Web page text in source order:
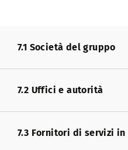
7.1 Società del gruppo
7.2 Uffici e autorità
7.3 Fornitori di servizi in